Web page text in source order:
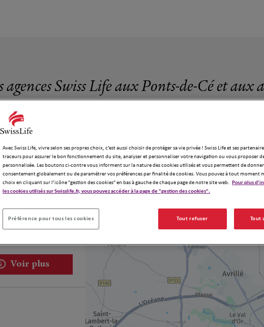
agences Swiss Life aux Ponts-de-Cé et aux
5 agences Swiss Life aux Ponts-de-Cé
Voir plus
Avec Swiss Life, vivre selon ses propres choix, c’est aussi choisir de protéger sa vie privée ! Swiss Life et ses
traceurs pour assurer le bon fonctionnement du site, analyser et personnaliser votre navigation ou vous proposer
personnalisée. Les boutons ci-contre vous informent sur la nature des cookies utilisés et vous permettent de
consentement globalement ou de paramétrer vos préférences par finalité de cookies. Vous pouvez à tout moment
choix en cliquant sur l’icône "gestion des cookies" en bas à gauche de chaque page de notre site web. Pour plus
les cookies utilisés sur Swisslife.fr, vous pouvez accéder à la page de "gestion des cookies".
Préférence pour tous les cookies Tout refuser Tout